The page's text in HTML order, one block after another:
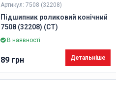
Артикул: 7508 (32208)
Підшипник роликовий конічний
7508 (32208) (CT)
В наявності
89 грн Детальніше